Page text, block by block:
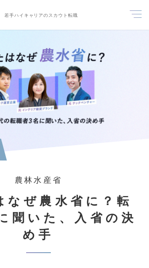
若手ハイキャリアのスカウト転職
農林水産省
なぜ農水省に？転
聞いた、入省の決
め手